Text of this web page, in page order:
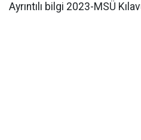
Ayrıntılı bilgi 2023-MSÜ